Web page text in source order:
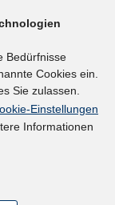
Bedürfnisse
Cookies ein.
Sie zulassen.
Einstellungen
Informationen